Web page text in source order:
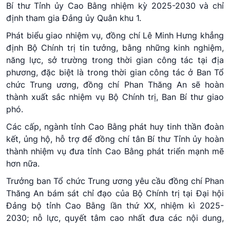
Bí thư Tỉnh ủy Cao Bằng nhiệm kỳ 2025-2030 và chỉ
định tham gia Đảng ủy Quân khu 1.
Phát biểu giao nhiệm vụ, đồng chí Lê Minh Hưng khẳng
định Bộ Chính trị tin tưởng, bằng những kinh nghiệm,
năng lực, sở trường trong thời gian công tác tại địa
phương, đặc biệt là trong thời gian công tác ở Ban Tổ
chức Trung ương, đồng chí Phan Thăng An sẽ hoàn
thành xuất sắc nhiệm vụ Bộ Chính trị, Ban Bí thư giao
phó.
Các cấp, ngành tỉnh Cao Bằng phát huy tinh thần đoàn
kết, ủng hộ, hỗ trợ để đồng chí tân Bí thư Tỉnh ủy hoàn
thành nhiệm vụ đưa tỉnh Cao Bằng phát triển mạnh mẽ
hơn nữa.
Trưởng ban Tổ chức Trung ương yêu cầu đồng chí Phan
Thăng An bám sát chỉ đạo của Bộ Chính trị tại Đại hội
Đảng bộ tỉnh Cao Bằng lần thứ XX, nhiệm kì 2025-
2030; nỗ lực, quyết tâm cao nhất đưa các nội dung,